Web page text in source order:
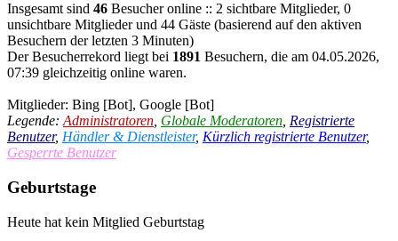
Insgesamt sind 46 Besucher online :: 2 sichtbare Mitglieder, 0
unsichtbare Mitglieder und 44 Gäste (basierend auf den aktiven
Besuchern der letzten 3 Minuten)
Der Besucherrekord liegt bei 1891 Besuchern, die am 04.05.2026,
07:39 gleichzeitig online waren.
Mitglieder: Bing [Bot], Google [Bot]
Legende: Administratoren Globale Moderatoren Registrierte
Benutzer, Händler & Dienstleister, Kürzlich registrierte Benutzer,
Gesperrte Benutzer
Geburtstage
Heute hat kein Mitglied Geburtstag